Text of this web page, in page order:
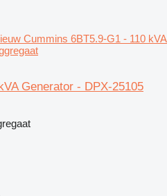
Cummins 6BT5.9-G1 - 110 kVA
Generator - DPX-25105